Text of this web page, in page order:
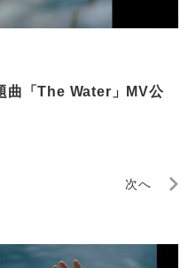
曲「The Water」MV公
次へ